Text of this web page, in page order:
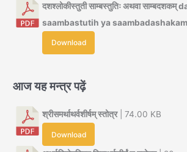
दशश्लोकीस्तुती साम्बस्तुतिः अथवा
saambastutih ya saambadashakam
Download
आज यह मन्त्र पढ़ें
श्रीसमर्थाथर्वशीर्षम् स्तोत्र| 74.00 KB
Download